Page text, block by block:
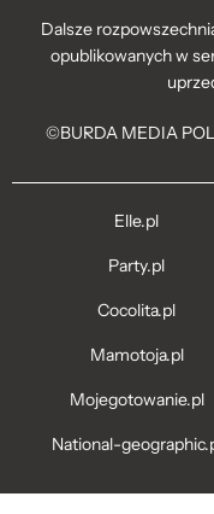
Dalsze
opublikowanych w
©BURDA MEDIA
Elle.pl
Party.pl
Cocolita.pl
Mamotoja.pl
Mojegotowanie.pl
National-